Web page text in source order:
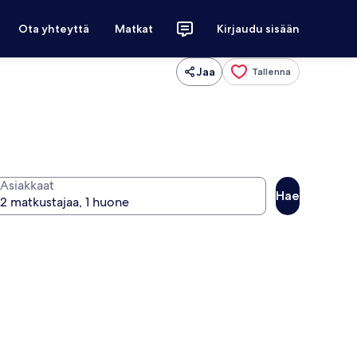
Ota yhteyttä Matkat Kirjaudu sisään
Jaa Tallenna
Asiakkaat
Hae